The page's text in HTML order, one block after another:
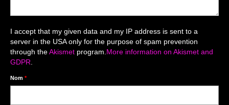
Reportages / Nature morte
Galeries Privées
séance du 25.04.26
I accept that my given data and my IP address is sent to a
server in the USA only for the purpose of spam prevention
through theAkismet program.More information on Akismet and
GDPR.
Nom *